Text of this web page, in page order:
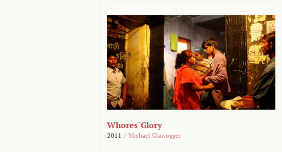
Whores´Glory
2011 / Michael Glawogger